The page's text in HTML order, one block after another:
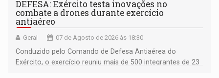
DEFESA: Exército testa inovações no
combate a drones durante exercício
antiaéreo
Geral 07 de Agosto de 2026 às 18:30
Conduzido pelo Comando de Defesa Antiaérea do
Exército, o exercício reuniu mais de 500 integrantes de 23